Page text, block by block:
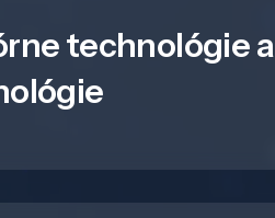
technológie a